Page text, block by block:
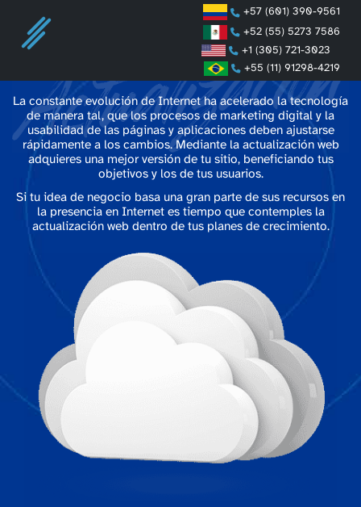
+57 (601) 390-9561
+52 (55) 5273 7586
+1 (305) 721-3023
+55 (11) 91298-4219
Actualización Web
La constante evolución de Internet ha acelerado la tecnología
de manera tal, que los procesos de marketing digital y la
usabilidad de las páginas y aplicaciones deben ajustarse
rápidamente a los cambios. Mediante la actualización web
adquieres una mejor versión de tu sitio, beneficiando tus
objetivos y los de tus usuarios.
Si tu idea de negocio basa una gran parte de sus recursos en
la presencia en Internet es tiempo que contemples la
actualización web dentro de tus planes de crecimiento.